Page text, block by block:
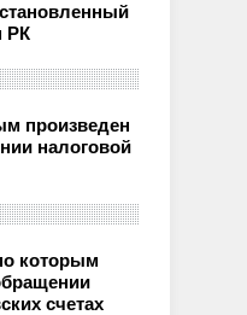
РК
произведен
налоговой
которым
счетах